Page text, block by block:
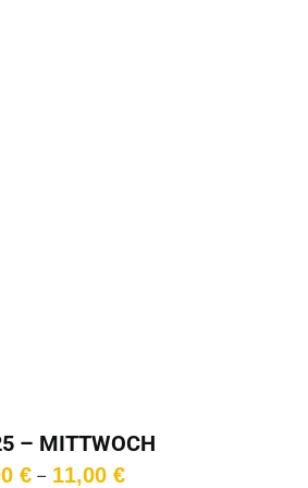
– MITTWOCH
20:00 Uhr
€ – 11,00 €Preisspanne: